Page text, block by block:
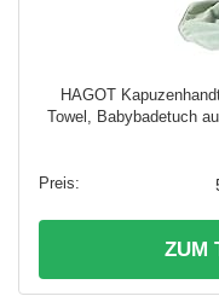
HAGOT
Towel, Babybadetuch
ZUM